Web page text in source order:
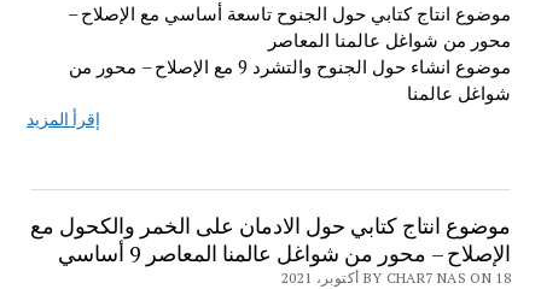
موضوع انتاج كتابي حول الجنوح تاسعة أساسي مع الإصلاح –
محور من شواغل عالمنا المعاصر
موضوع انشاء حول الجنوح والتشرد 9 مع الإصلاح – محور من
شواغل عالمنا
إقرأ المزيد
موضوع انتاج كتابي حول الادمان على الخمر والكحول مع
الإصلاح – محور من شواغل عالمنا المعاصر 9 أساسي
BY CHAR7 NAS ON 18 أكتوبر، 2021